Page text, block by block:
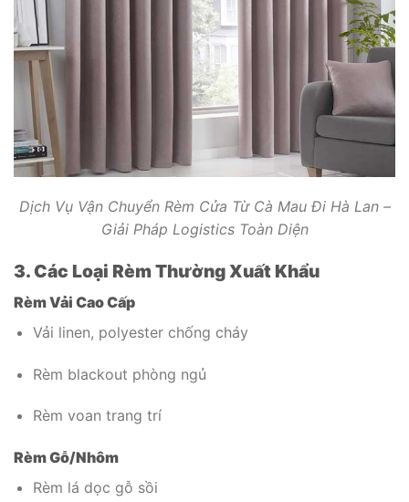
Dịch Vụ Vận Chuyển Rèm Cửa Từ Cà Mau Đi Hà Lan –
Giải Pháp Logistics Toàn Diện
3. Các Loại Rèm Thường Xuất Khẩu
Rèm Vải Cao Cấp
Vải linen, polyester chống cháy
Rèm blackout phòng ngủ
Rèm voan trang trí
Rèm Gỗ/Nhôm
Rèm lá dọc gỗ sồi